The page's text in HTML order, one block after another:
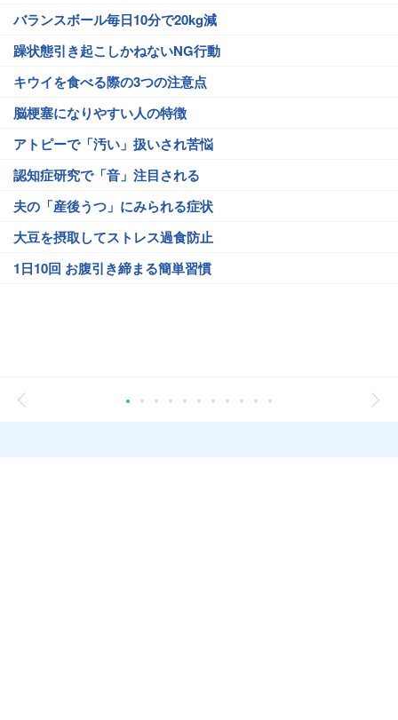
バランスボール毎日10分で20kg減
躁状態引き起こしかねないNG行動
キウイを食べる際の3つの注意点
脳梗塞になりやすい人の特徴
アトピーで「汚い」扱いされ苦悩
認知症研究で「音」注目される
夫の「産後うつ」にみられる症状
大豆を摂取してストレス過食防止
1日10回 お腹引き締まる簡単習慣